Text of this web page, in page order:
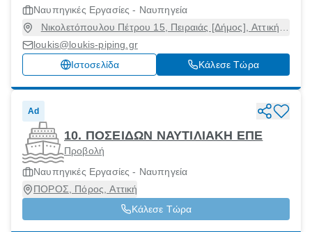
Ναυπηγικές Εργασίες - Ναυπηγεία
Νικολετόπουλου Πέτρου 15, Πειραιάς [Δήμος], Αττική,
loukis@loukis-piping.gr
Ιστοσελίδα
Κάλεσε Τώρα
Ad
10. ΠΟΣΕΙΔΩΝ ΝΑΥΤΙΛΙΑΚΗ ΕΠΕ
Προβολή
Ναυπηγικές Εργασίες - Ναυπηγεία
ΠΟΡΟΣ, Πόρος, Αττική
Κάλεσε Τώρα